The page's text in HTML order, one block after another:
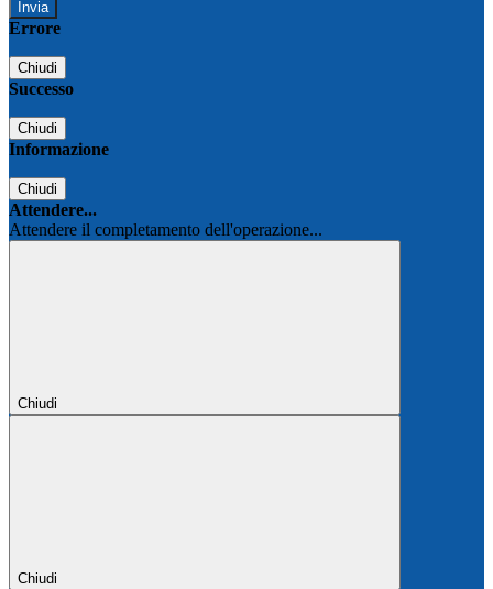
Errore
Chiudi
Successo
Chiudi
Informazione
Chiudi
Attendere...
Attendere il completamento dell'operazione...
Chiudi
Chiudi